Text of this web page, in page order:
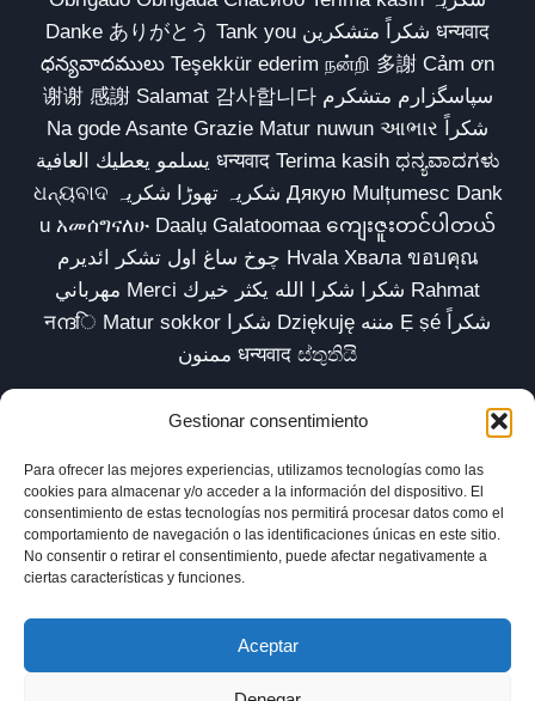
Gestionar consentimiento
Para ofrecer las mejores experiencias, utilizamos tecnologías como las
cookies para almacenar y/o acceder a la información del dispositivo. El
consentimiento de estas tecnologías nos permitirá procesar datos como el
comportamiento de navegación o las identificaciones únicas en este sitio.
No consentir o retirar el consentimiento, puede afectar negativamente a
ciertas características y funciones.
Aceptar
Danke ありがとう Tank you شكراً متشكرين धन्यवाद
ధన్యవాదములు Teşekkür ederim நன்றி 多謝 Cảm ơn
谢谢 感謝 Salamat 감사합니다 سپاسگزارم متشکرم
Na gode Asante Grazie Matur nuwun આભાર شكراً
يسلمو يعطيك العافية धन्यवाद Terima kasih ಧನ್ಯವಾದಗಳು
ଧନ୍ୟବାଦ شکریہ تھوڑا شکریہ Дякую Mulțumesc Dank
u አመሰግናለሁ Daalụ Galatoomaa ကျေးဇူးတင်ပါတယ်
چوخ ساغ اول تشکر ائدیرم Hvala Хвала ขอบคุณ
مهرباني Merci شكرا شكرا الله يكثر خيرك Rahmat
नന്ദि Matur sokkor شكرا Dziękuję مننه Ẹ ṣé شكراً
ممنون धन्यवाद ස්තුතියි
Inicio Biblioteca Parábolas TV
Comunidad
Esencia
Blog
Política de privacidad
Aviso legal
Política de cookies (UE)